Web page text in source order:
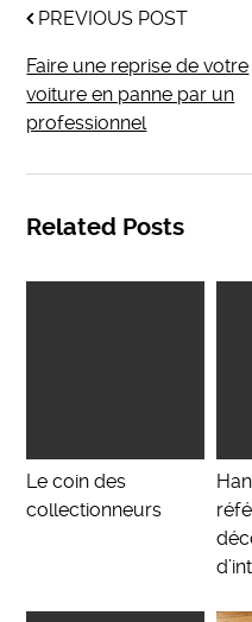
PREVIOUS POST
Faire une reprise de votre
voiture en panne par un
professionnel
Related Posts
Le coin des
collectionneurs